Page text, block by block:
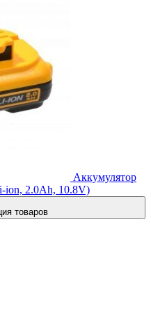
Аккумулятор
ion, 2.0Ah, 10.8V)
товаров